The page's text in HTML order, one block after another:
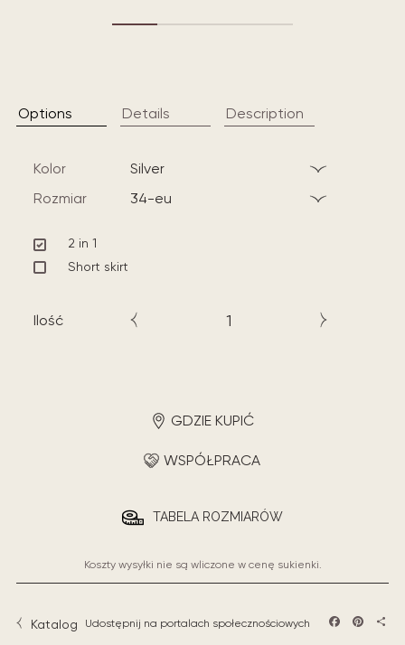
Options Details Description
Kolor
silver
Rozmiar
34-eu
2 in 1
Short skirt
Ilość
GDZIE KUPIĆ
WSPÓŁPRACA
TABELA ROZMIARÓW
Koszty wysyłki nie są wliczone w cenę sukienki.
Katalog Udostępnij na portalach społecznościowych